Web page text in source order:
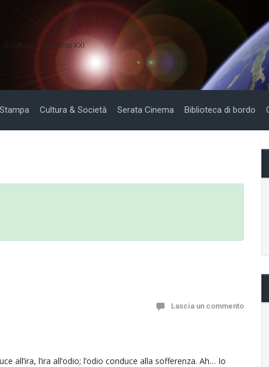
di cultura Trek - Anno XXI
Cultura & Società Serata Cinema Biblioteca di bordo
Lascia un commento
all’ira, l’ira all’odio; l’odio conduce alla sofferenza. Ah… Io